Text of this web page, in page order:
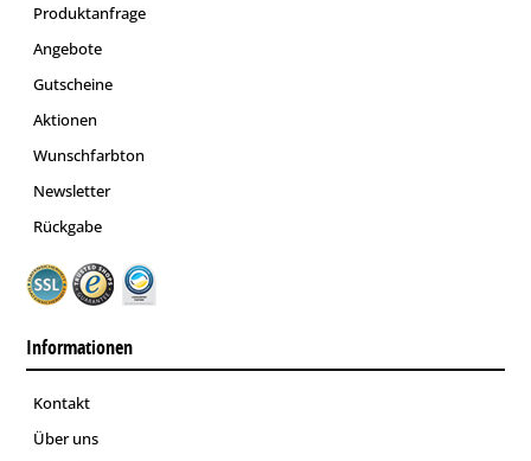
Produktanfrage
Angebote
Gutscheine
Aktionen
Wunschfarbton
Newsletter
Rückgabe
Informationen
Kontakt
Über uns